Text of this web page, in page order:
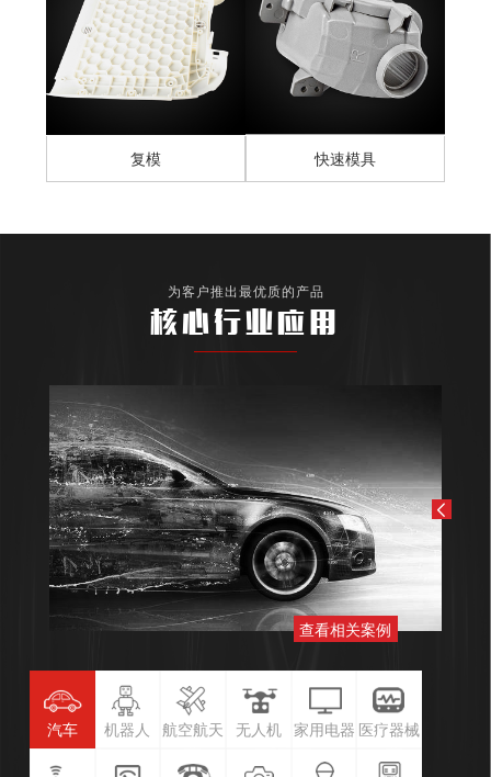
复模 快速模具
为客户推出最优质的产品
核心行业应用
查看相关案例
汽车 机器人 航空航天 无人机 家用电器 医疗器械